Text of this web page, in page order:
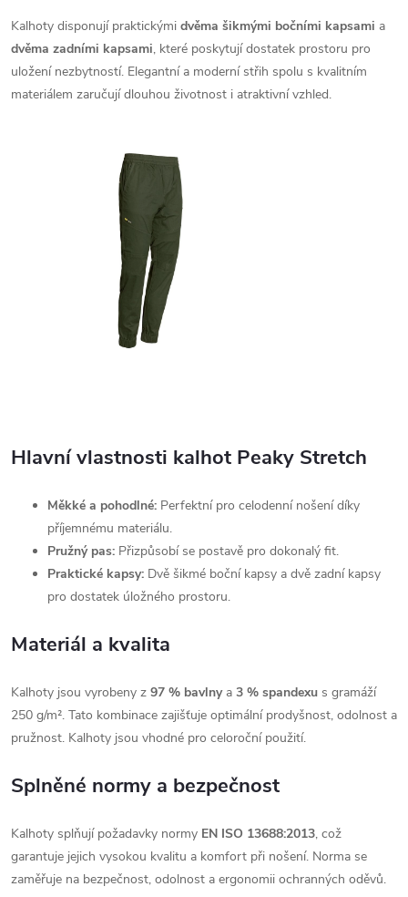
Kalhoty disponují praktickými dvěma šikmými bočními kapsami a
dvěma zadními kapsami, které poskytují dostatek prostoru pro
uložení nezbytností. Elegantní a moderní střih spolu s kvalitním
materiálem zaručují dlouhou životnost i atraktivní vzhled.
Hlavní vlastnosti kalhot Peaky Stretch
Měkké a pohodlné: Perfektní pro celodenní nošení díky
příjemnému materiálu.
Pružný pas: Přizpůsobí se postavě pro dokonalý fit.
Praktické kapsy: Dvě šikmé boční kapsy a dvě zadní kapsy
pro dostatek úložného prostoru.
Materiál a kvalita
Kalhoty jsou vyrobeny z 97 % bavlnya 3 % spandexu s gramáží
250 g/m². Tato kombinace zajišťuje optimální prodyšnost, odolnost a
pružnost. Kalhoty jsou vhodné pro celoroční použití.
Splněné normy a bezpečnost
Kalhoty splňují požadavky normy EN ISO 13688:2013, což
garantuje jejich vysokou kvalitu a komfort při nošení. Norma se
zaměřuje na bezpečnost, odolnost a ergonomii ochranných oděvů.